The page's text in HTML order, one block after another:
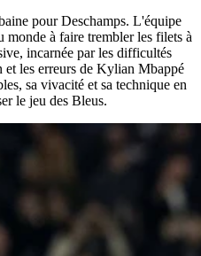
pour Deschamps. L'équipe
monde à faire trembler les filets à
incarnée par les difficultés
les erreurs de Kylian Mbappé
sa vivacité et sa technique en
le jeu des Bleus.